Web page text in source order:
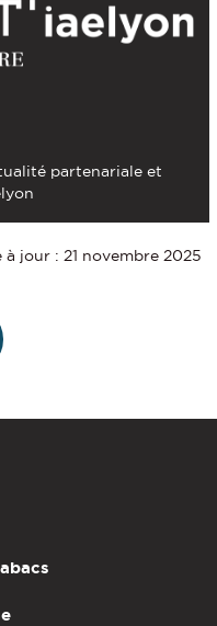
partenariale et
à jour : 21 novembre 2025